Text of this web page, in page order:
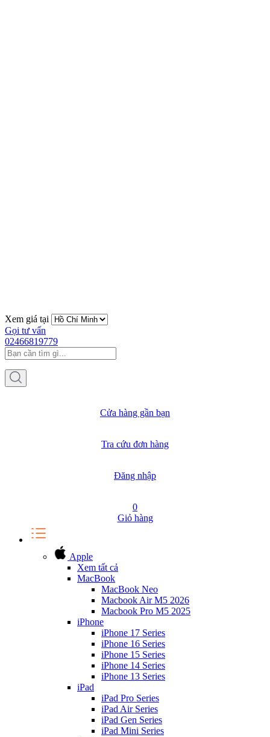
Xem giá tại
Gọi tư vấn
02466819779
Cửa hàng gần bạn
Tra cứu đơn hàng
Đăng nhập
0
Giỏ hàng
Apple
Xem tất cả
MacBook
MacBook Neo
Macbook Air M5 2026
Macbook Pro M5 2025
iPhone
iPhone 17 Series
iPhone 16 Series
iPhone 15 Series
iPhone 14 Series
iPhone 13 Series
iPad
iPad Pro Series
iPad Air Series
iPad Gen Series
iPad Mini Series